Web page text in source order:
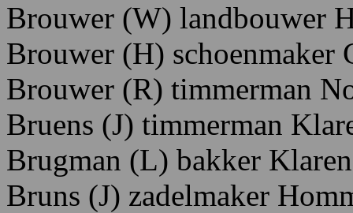
Brouwer (W) landbouwer
Brouwer (H) schoenmaker
Brouwer (R) timmerman
Bruens (J) timmerman K
Brugman (L) bakker K
Bruns (J) zadelmaker H